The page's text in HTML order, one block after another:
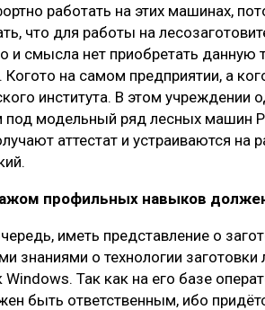
работать на этих машинах,
что для работы на
и смысла нет приобретать данную
Когото на самом предприятии, а
института. В этом учреждении
под модельный ряд лесных машин
аттестат и устраиваются на
профильных навыков
иметь представление о
знаниями о технологии
Windows. Так как на его базе
быть ответственным, ибо